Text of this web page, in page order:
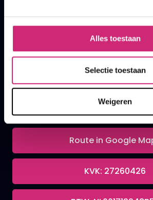
Alles toestaan
Selectie toestaan
Weigeren
A&F
Contact
info@afcosmetics.nl
Route in Google
KVK: 27260426